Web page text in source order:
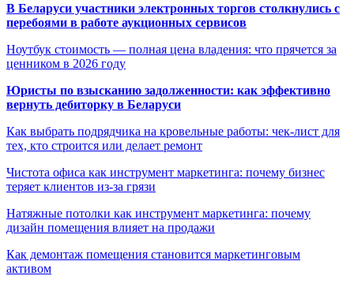
В Беларуси участники электронных торгов столкнулись с
перебоями в работе аукционных сервисов
Ноутбук стоимость — полная цена владения: что прячется за
ценником в 2026 году
Юристы по взысканию задолженности: как эффективно
вернуть дебиторку в Беларуси
Как выбрать подрядчика на кровельные работы: чек-лист для
тех, кто строится или делает ремонт
Чистота офиса как инструмент маркетинга: почему бизнес
теряет клиентов из-за грязи
Натяжные потолки как инструмент маркетинга: почему
дизайн помещения влияет на продажи
Как демонтаж помещения становится маркетинговым
активом